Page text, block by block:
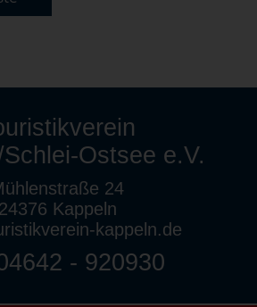
Ostsee e.V.
24
24376 Kappeln
kappeln.de
- 920930